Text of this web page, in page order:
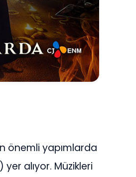
önemli yapımlarda
alıyor. Müzikleri